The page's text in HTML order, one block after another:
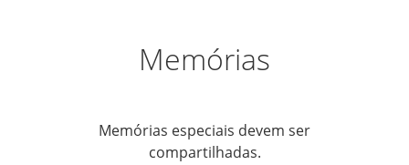
Memórias
Memórias especiais devem ser
compartilhadas.